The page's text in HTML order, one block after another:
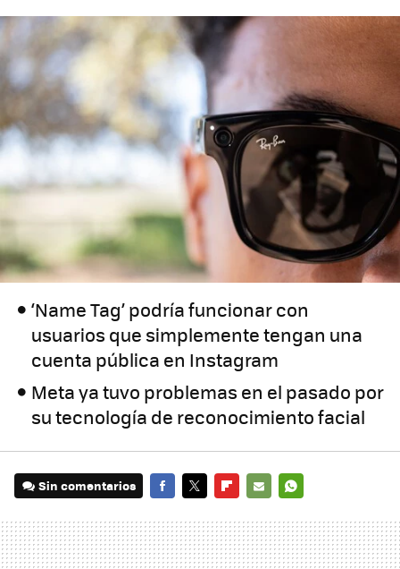
‘Name Tag’ podría funcionar con
usuarios que simplemente tengan una
cuenta pública en Instagram
Meta ya tuvo problemas en el pasado por
su tecnología de reconocimiento facial
Sin comentarios
MAIL